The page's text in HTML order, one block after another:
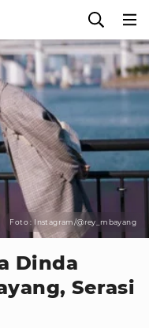
Foto : Instagram/@rey_mbayang
Dinda
Serasi